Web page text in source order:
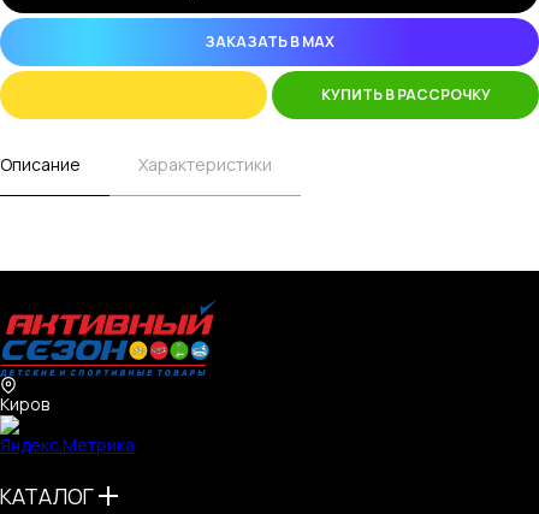
ЗАКАЗАТЬ В MAX
КУПИТЬ В РАССРОЧКУ
Описание Характеристики
Киров
КАТАЛОГ